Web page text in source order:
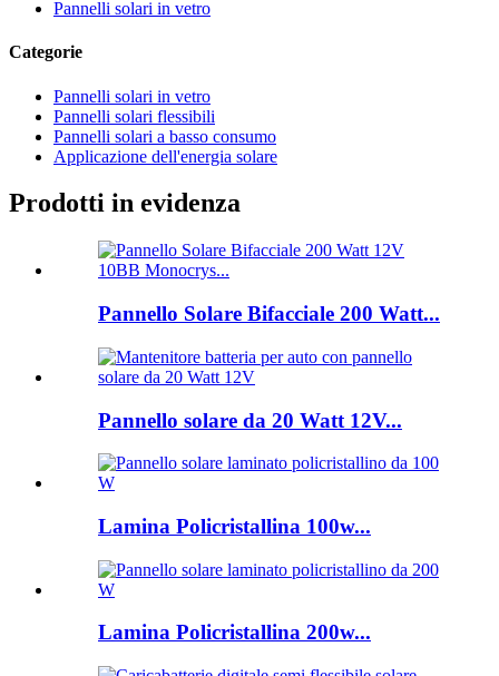
Pannelli solari in vetro
Categorie
Pannelli solari in vetro
Pannelli solari flessibili
Pannelli solari a basso consumo
Applicazione dell'energia solare
Prodotti in evidenza
Pannello Solare Bifacciale 200 Watt...
Pannello solare da 20 Watt 12V...
Lamina Policristallina 100w...
Lamina Policristallina 200w...